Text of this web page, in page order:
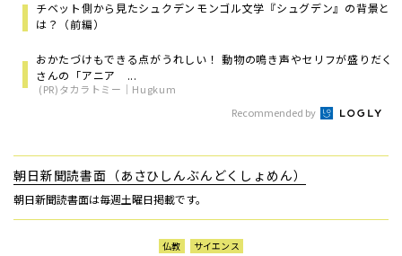
チベット側から見たシュクデン――モンゴル文学『シュグデン』の背景と
は？（前編）
おかたづけもできる点がうれしい！ 動物の鳴き声やセリフが盛りだく
さんの「アニア ...
(PR)タカラトミー｜Hugkum
Recommended by
朝日新聞読書面（あさひしんぶんどくしょめん）
朝日新聞読書面は毎週土曜日掲載です。
仏教 サイエンス